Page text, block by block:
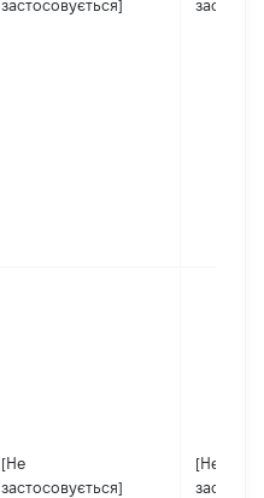
застосовується]
[Не
застосовується]
[Не